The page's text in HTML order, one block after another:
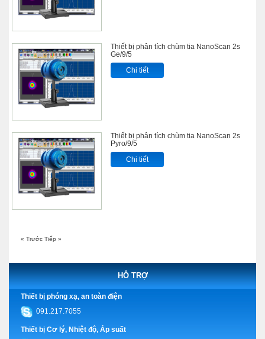
Thiết bị phân tích chùm tia NanoScan 2s
Ge/9/5
Chi tiết
Thiết bị phân tích chùm tia NanoScan 2s
Pyro/9/5
Chi tiết
« Trước Tiếp »
HỖ TRỢ
Thiết bị phóng xạ, an toàn điện
091.217.7055
Thiết bị Cơ lý, Nhiệt độ, Áp suất